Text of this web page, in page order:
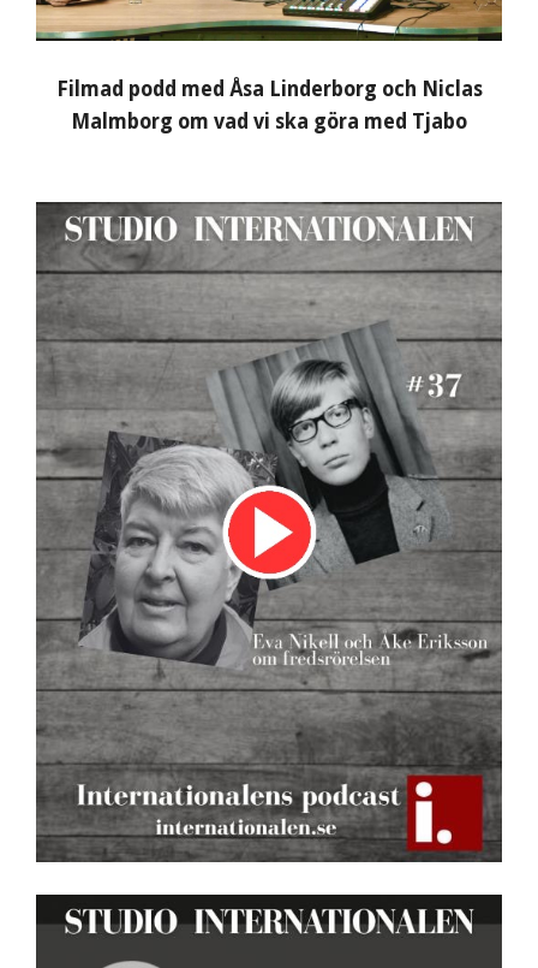
Filmad podd med Åsa Linderborg och Niclas
Malmborg om vad vi ska göra med Tjabo